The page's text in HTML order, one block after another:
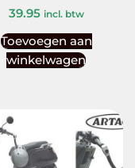
39.95 incl. btw
Toevoegen aan
winkelwagen